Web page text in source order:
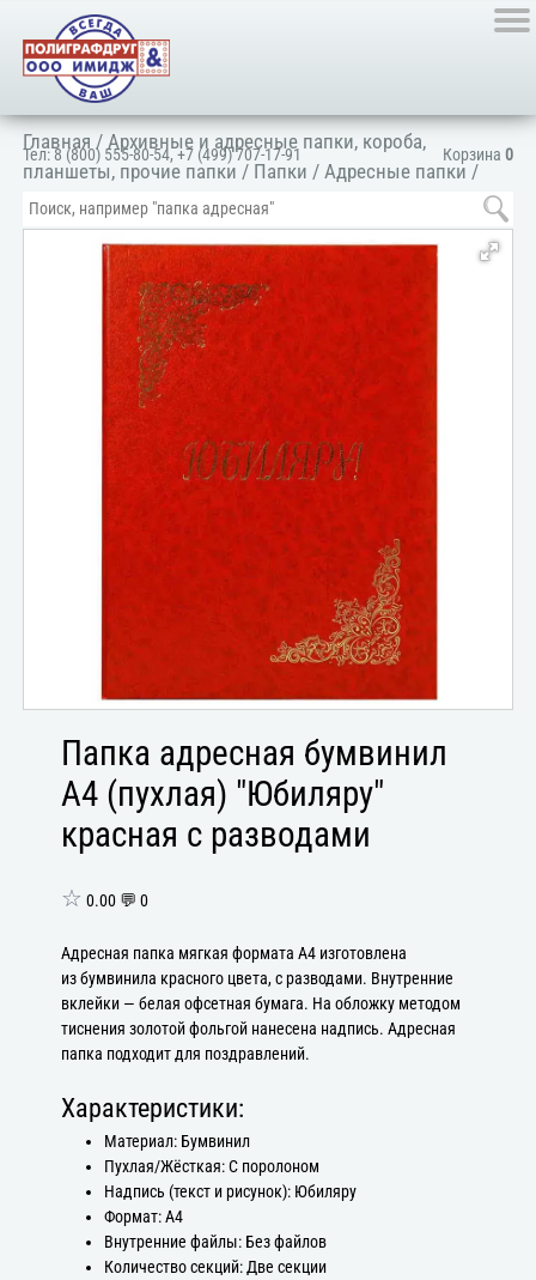
Корзина 0
Тел:8 (800) 555-80-54,+7 (499) 707-17-91
Главная /Архивные и адресные папки, короба,
планшеты, прочие папки / Папки /Адресные папки /
Папка адресная поздравительная
Папка адресная бумвинил
А4 (пухлая) "Юбиляру"
красная с разводами
☆ 0.00 💬 0
Адресная папка мягкая формата А4 изготовлена
из бумвинила красного цвета, с разводами. Внутренние
вклейки — белая офсетная бумага. На обложку методом
тиснения золотой фольгой нанесена надпись. Адресная
папка подходит для поздравлений.
Характеристики:
Материал: Бумвинил
Пухлая/Жёсткая: С поролоном
Надпись (текст и рисунок): Юбиляру
Формат: А4
Внутренние файлы: Без файлов
Количество секций: Две секции